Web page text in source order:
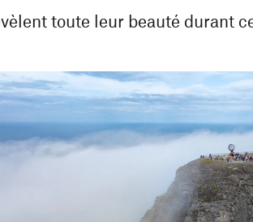
toute leur beauté durant